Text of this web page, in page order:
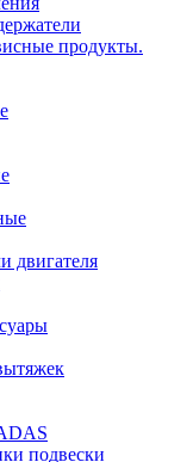
продукты.
двигателя
подвески